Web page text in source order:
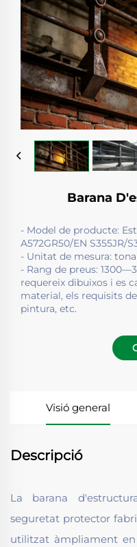
Barana
- Model de producte:
A572GR50/EN S355JR/
- Unitat de mesura: tona
- Rang de preus:
requereix dibuixos i es
material, els requisits
pintura, etc.
Visió general
Descripció
La barana
seguretat protector
utilitzat àmpliament en